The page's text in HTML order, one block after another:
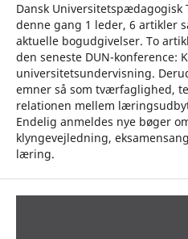
Dansk
denne gang 1 leder, 6 artikler
aktuelle bogudgivelser. To
den seneste DUN-konference:
universitetsundervisning.
emner så som tværfaglighed,
relationen mellem
Endelig anmeldes nye bøger
klyngevejledning,
læring.